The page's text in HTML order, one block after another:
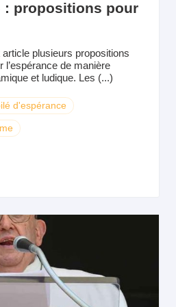
: propositions pour
plusieurs propositions
l’espérance de manière
et ludique. Les (...)
d'espérance